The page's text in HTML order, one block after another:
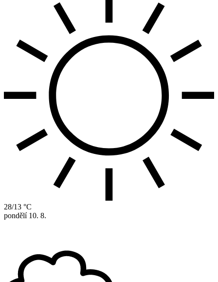
28/13 °C
pondělí 10. 8.